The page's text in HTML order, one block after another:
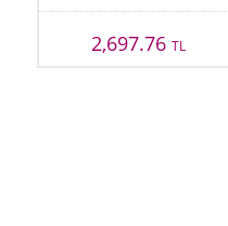
2,697.76TL